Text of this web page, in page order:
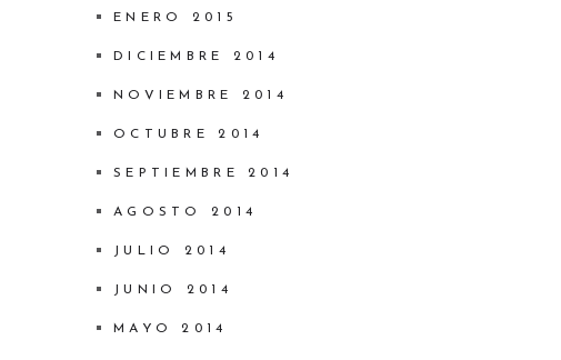
ENERO 2015
DICIEMBRE 2014
NOVIEMBRE 2014
OCTUBRE 2014
SEPTIEMBRE 2014
AGOSTO 2014
JULIO 2014
JUNIO 2014
MAYO 2014